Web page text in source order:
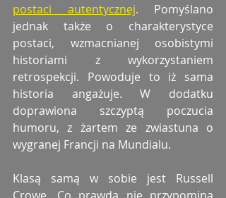
postaci autentycznej. Pomyślano
jednak także o charakterystyce
postaci, wzmacnianej osobistymi
historiami z wykorzystaniem
retrospekcji. Powoduje to iż sama
historia angażuje. W dodatku
doprawiona szczyptą poczucia
humoru, z żartem ze zwiastuna o
wygranej Francji na Mundialu.
Klasą samą w sobie jest Russell